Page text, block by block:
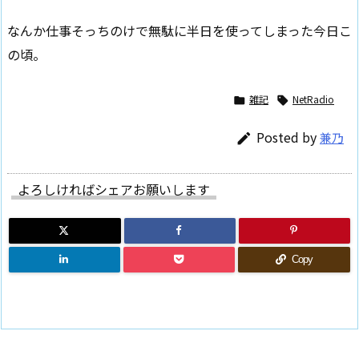
なんか仕事そっちのけで無駄に半日を使ってしまった今日こ
の頃。
 雑記  NetRadio
 Posted by兼乃
よろしければシェアお願いします
Copy